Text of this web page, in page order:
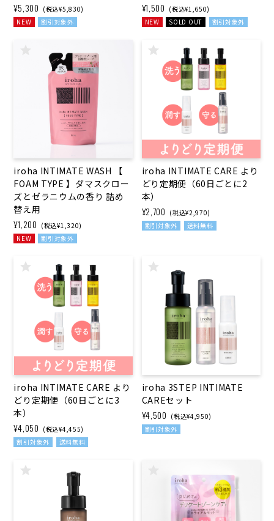
¥5,300 (税込¥5,830)
NEW
割引対象外
¥1,500 (税込¥1,650)
NEW
SOLD OUT 割引対象外
iroha INTIMATE WASH 【
FOAM TYPE 】ダマスクロー
ズと​ゼラニウムの​香り 詰め
替え用
¥1,200 (税込¥1,320)
NEW
割引対象外
iroha INTIMATE CARE より
どり定期便（60日ごとに2
本）
¥2,700 (税込¥2,970)
割引対象外
送料無料
iroha INTIMATE CARE より
どり定期便（60日ごとに3
本）
¥4,050 (税込¥4,455)
割引対象外
送料無料
iroha 3STEP INTIMATE
CAREセット
¥4,500 (税込¥4,950)
割引対象外